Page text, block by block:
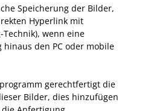
Speicherung der Bilder,
Hyperlink mit
wenn eine
den PC oder mobile
gerechtfertigt die
Bilder, dies hinzufügen